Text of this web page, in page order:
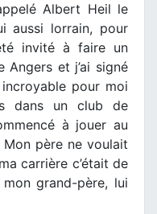
Albert Heil le
aussi lorrain, pour
invité à faire un
et j’ai signé
pour moi
dans un club de
à jouer au
père ne voulait
carrière c’était de
grand-père, lui